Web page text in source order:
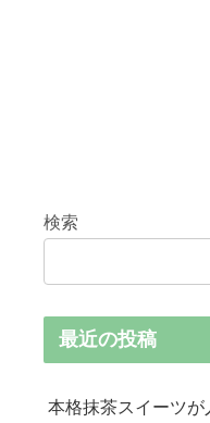
検索
最近の投稿
本格抹茶スイーツ